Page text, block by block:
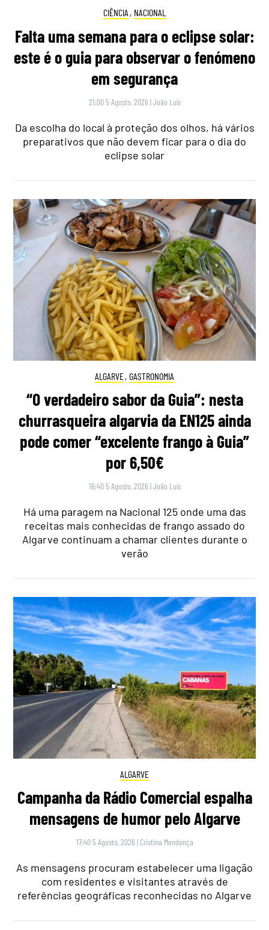
CIÊNCIA , NACIONAL
Falta uma semana para o eclipse solar:
este é o guia para observar o fenómeno
em segurança
21:00 5 Agosto, 2026 |João Luís
Da escolha do local à proteção dos olhos, há vários
preparativos que não devem ficar para o dia do
eclipse solar
ALGARVE, GASTRONOMIA
“O verdadeiro sabor da Guia”: nesta
churrasqueira algarvia da EN125 ainda
pode comer “excelente frango à Guia”
por 6,50€
16:40 5 Agosto, 2026 |João Luís
Há uma paragem na Nacional 125 onde uma das
receitas mais conhecidas de frango assado do
Algarve continuam a chamar clientes durante o
verão
ALGARVE
Campanha da Rádio Comercial espalha
mensagens de humor pelo Algarve
17:40 5 Agosto, 2026 | Cristina Mendonça
As mensagens procuram estabelecer uma ligação
com residentes e visitantes através de
referências geográficas reconhecidas no Algarve